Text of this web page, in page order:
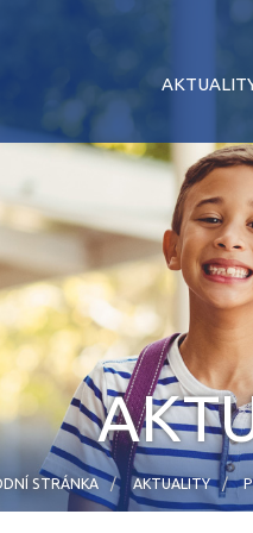
STRÁNKA AKTUALITY